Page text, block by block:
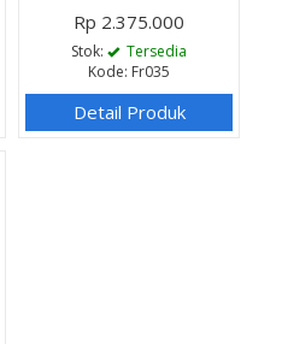
Rp 2.375.000
Stok:
Tersedia
Kode: Fr035
Detail Produk